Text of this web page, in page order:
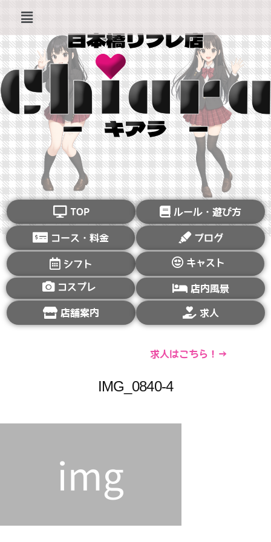
TOP ルール・遊び方
コース・料金 ブログ
シフト キャスト
コスプレ 店内風景
店舗案内 求人
求人はこちら！→
IMG_0840-4